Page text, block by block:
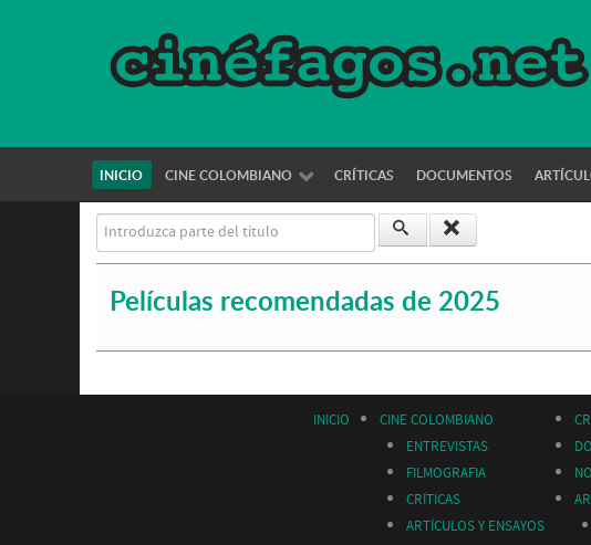
INICIO CINE COLOMBIANO CRÍTICAS DOCUMENTOS
Introduzca parte del título
Películas recomendadas de 2025
INICIO
CINE COLOMBIANO
ENTREVISTAS
FILMOGRAFIA
CRÍTICAS
ARTÍCULOS Y ENSAYOS